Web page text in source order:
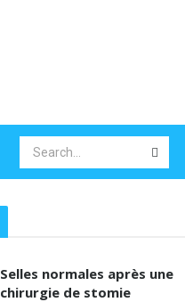
Selles normales après une
chirurgie de stomie